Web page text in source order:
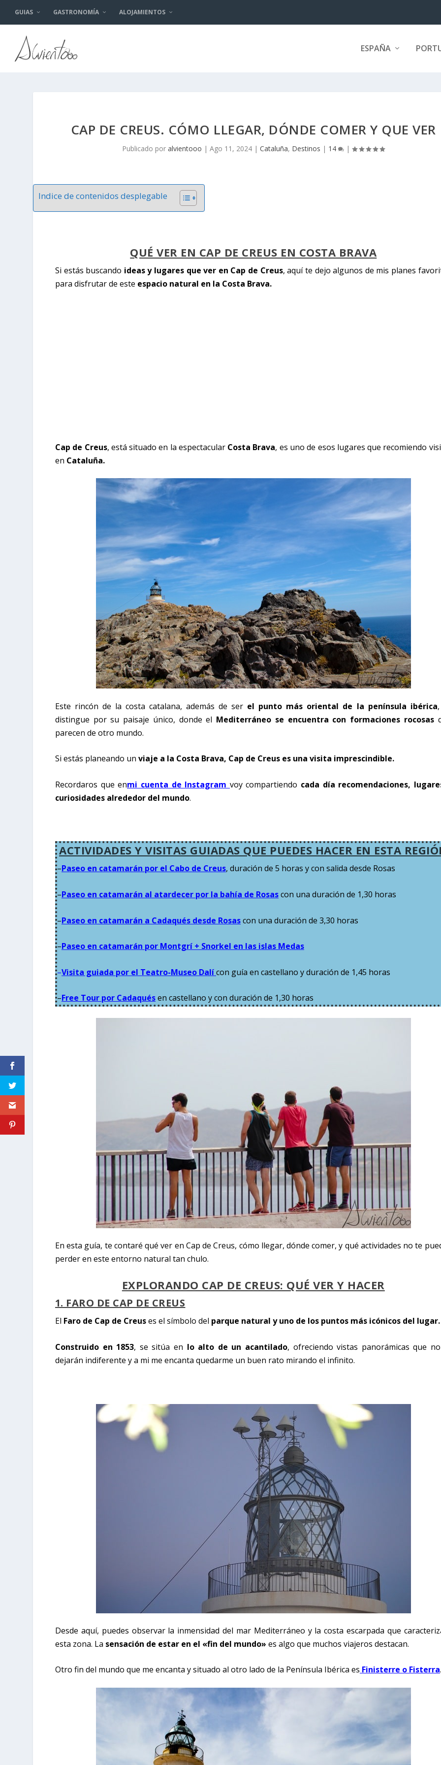
GUIAS GASTRONOMÍA ALOJAMIENTOS
ESPAÑA
CAP DE CREUS. CÓMO LLEGAR, DÓNDE COMER Y QUE VER
Publicado poralvientooo |Ago 11, 2024 |Cataluña, Destinos | 14 |
Indice de contenidos desplegable
QUÉ VER EN CAP DE CREUS EN COSTA BRAVA
Si estás buscando ideas y lugares que ver en Cap de Creus, aquí te dejo algunos de mis planes
para disfrutar de este espacio natural en la Costa Brava.
Cap de Creus, está situado en la espectacularCosta Brava, es uno de esos lugares que recomiendo
en Cataluña.
Este rincón de la costa catalana, además de ser el punto más oriental de la península ibérica
distingue por su paisaje único, donde el Mediterráneo se encuentra con formaciones rocosas
parecen de otro mundo.
Si estás planeando un viaje a la Costa Brava, Cap de Creus es una visita imprescindible.
Recordaros que enmi cuenta de Instagram voy compartiendo cada día recomendaciones,
curiosidades alrededor del mundo.
ACTIVIDADES Y VISITAS GUIADAS QUE PUEDES HACER EN ESTA
–Paseo en catamarán por el Cabo de Creus, duración de 5 horas y con salida desde Rosas
–Paseo en catamarán al atardecer por la bahía de Rosascon una duración de 1,30 horas
–Paseo en catamarán a Cadaqués desde Rosascon una duración de 3,30 horas
–Paseo en catamarán por Montgrí + Snorkel en las islas Medas
–Visita guiada por el Teatro-Museo Dalícon guía en castellano y duración de 1,45 horas
–Free Tour por Cadaquésen castellano y con duración de 1,30 horas
En esta guía, te contaré qué ver en Cap de Creus, cómo llegar, dónde comer, y qué actividades no te
perder en este entorno natural tan chulo.
EXPLORANDO CAP DE CREUS: QUÉ VER Y HACER
1. FARO DE CAP DE CREUS
El Faro de Cap de Creuses el símbolo del parque natural y uno de los puntos más icónicos del lugar.
Construido en 1853, se sitúa en lo alto de un acantilado, ofreciendo vistas panorámicas que
dejarán indiferente y a mi me encanta quedarme un buen rato mirando el infinito.
Desde aquí, puedes observar la inmensidad del mar Mediterráneo y la costa escarpada que
esta zona. La sensación de estar en el «fin del mundo» es algo que muchos viajeros destacan.
Otro fin del mundo que me encanta y situado al otro lado de la Península Ibérica es Finisterre o Fisterra.